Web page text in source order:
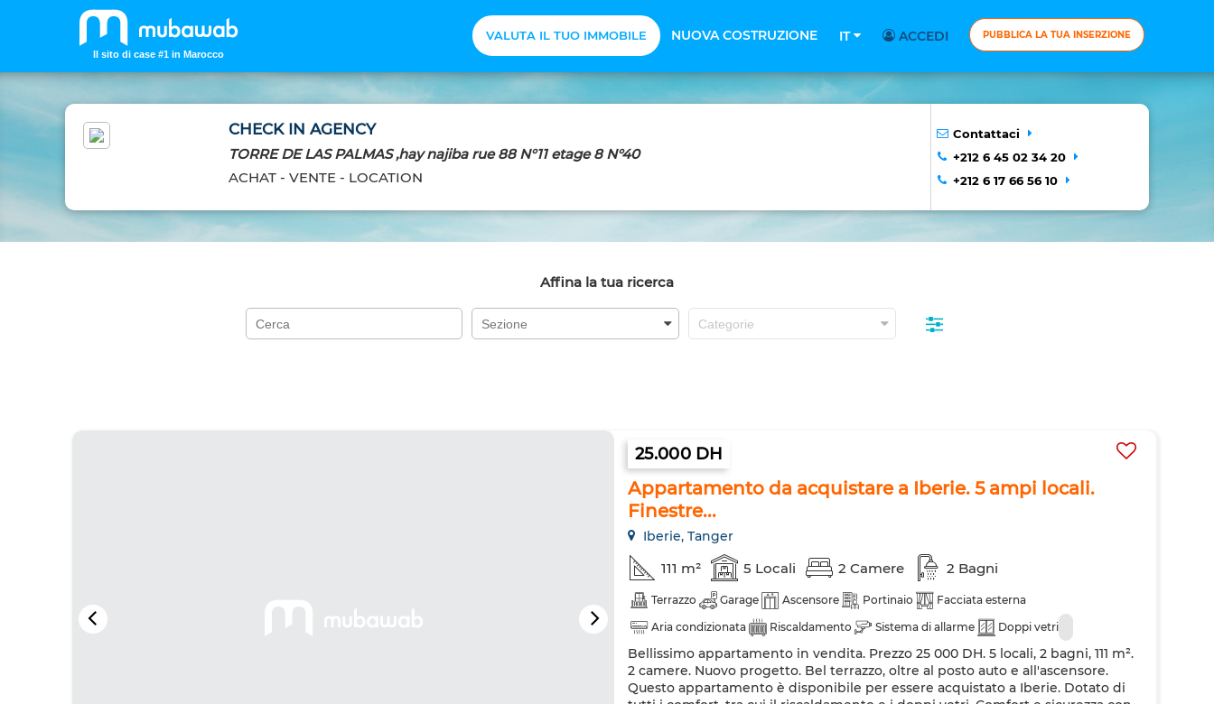
Il sito di case #1 in Marocco
VALUTA IL TUO IMMOBILE NUOVA COSTRUZIONE IT ACCEDI PUBBLICA LA TUA INSERZIONE
CHECK IN AGENCY
TORRE DE LAS PALMAS ,hay najiba rue 88 N°11 etage 8 N°40
ACHAT - VENTE - LOCATION
Contattaci
+212 6 45 02 34 20
+212 6 17 66 56 10
Affina la tua ricerca
25.000 DH
Appartamento da acquistare a Iberie. 5 ampi locali.
Finestre...
Iberie, Tanger
111 m² 5 Locali 2 Camere 2 Bagni
Terrazzo Garage Ascensore Portinaio
Facciata esterna
Aria condizionata
Riscaldamento Sistema di allarme Doppi vetri
Bellissimo appartamento in vendita. Prezzo 25 000 DH. 5 locali, 2 bagni, 111 m².
2 camere. Nuovo progetto. Bel terrazzo, oltre al posto auto e all'ascensore.
Questo appartamento è disponibile per essere acquistato a Iberie. Dotato di